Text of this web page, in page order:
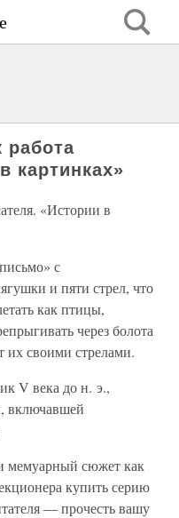
работа
картинках»
«Истории в
с
и пяти стрел, что
как птицы,
через болота
их своими стрелами.
V века до н. э.,
включавшей
мемуарный сюжет как
купить серию
— прочесть вашу